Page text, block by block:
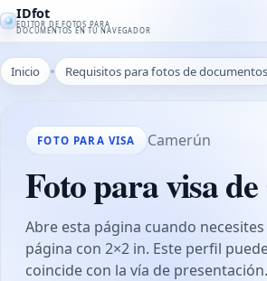
IDfot
EDITOR DE FOTOS PARA
DOCUMENTOS EN TU NAVEGADOR
Inicio Requisitos para fotos de documentos
FOTO PARA VISA Camerún
Foto para visa
Abre esta página cuando
página con 2×2 in. Este perfil
coincide con la vía de presentación.